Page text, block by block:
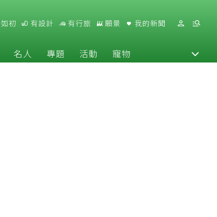
初 有設計 有行旅 願景 我的新聞
名人 專題 活動 寵物